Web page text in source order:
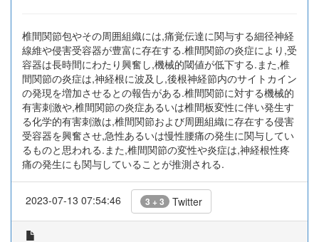
椎間関節包やその周囲組織には,痛覚伝達に関与する細径神経
線維や侵害受容器が豊富に存在する.椎間関節の炎症により,受
容器は長時間にわたり興奮し,機械的閾値が低下する.また,椎
間関節の炎症は,神経根に波及し,後根神経節内のサイトカイン
の発現を増加させるとの報告がある.椎間関節に対する機械的
有害刺激や,椎間関節の炎症あるいは椎間板変性に伴い発生す
る化学的有害刺激は,椎間関節および周囲組織に存在する侵害
受容器を興奮させ,急性あるいは慢性腰痛の発生に関与してい
るものと思われる.また,椎間関節の変性や炎症は,神経根性疼
痛の発生にも関与していることが推測される.
2023-07-13 07:54:46 3 + 3 Twitter